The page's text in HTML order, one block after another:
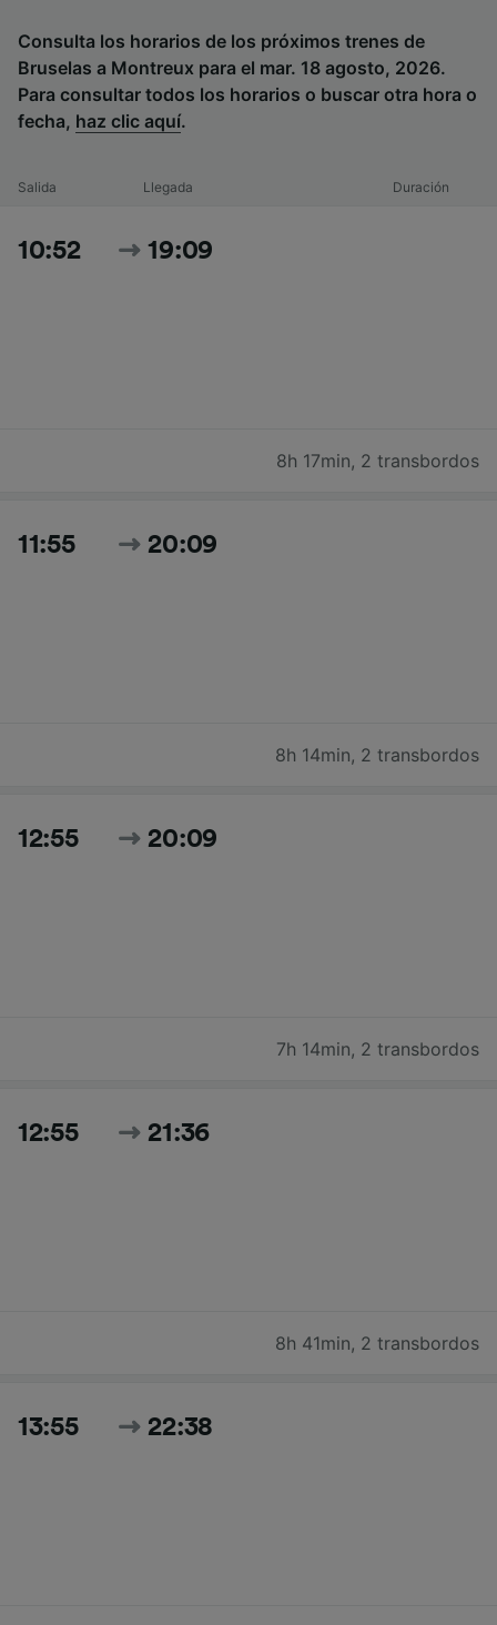
Consulta los horarios de los próximos trenes de
Bruselas a Montreux para el mar. 18 agosto, 2026.
Para consultar todos los horarios o buscar otra hora o
fecha, haz clic aquí.
Salida Llegada Duración
10:52 19:09
8h 17min, 2 transbordos
11:55 20:09
8h 14min, 2 transbordos
12:55 20:09
7h 14min, 2 transbordos
12:55 21:36
8h 41min, 2 transbordos
13:55 22:38